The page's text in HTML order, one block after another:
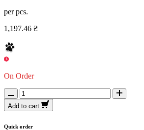
per pcs.
1,197.46 ₴
On Order
Add to cart
Quick order